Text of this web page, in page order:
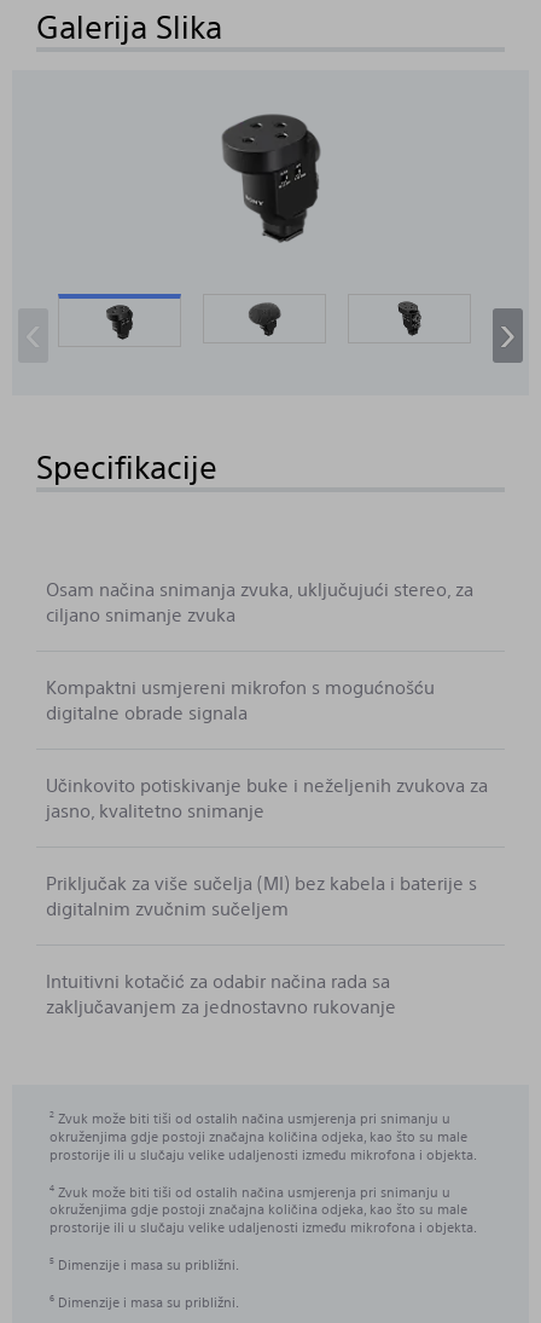
Galerija Slika
‹ ›
Specifikacije
Osam načina snimanja zvuka, uključujući stereo, za
ciljano snimanje zvuka
Kompaktni usmjereni mikrofon s mogućnošću
digitalne obrade signala
Učinkovito potiskivanje buke i neželjenih zvukova za
jasno, kvalitetno snimanje
Priključak za više sučelja (MI) bez kabela i baterije s
digitalnim zvučnim sučeljem
Intuitivni kotačić za odabir načina rada sa
zaključavanjem za jednostavno rukovanje
2 Zvuk može biti tiši od ostalih načina usmjerenja pri snimanju u
okruženjima gdje postoji značajna količina odjeka, kao što su male
prostorije ili u slučaju velike udaljenosti između mikrofona i objekta.
4 Zvuk može biti tiši od ostalih načina usmjerenja pri snimanju u
okruženjima gdje postoji značajna količina odjeka, kao što su male
prostorije ili u slučaju velike udaljenosti između mikrofona i objekta.
5 Dimenzije i masa su približni.
6 Dimenzije i masa su približni.